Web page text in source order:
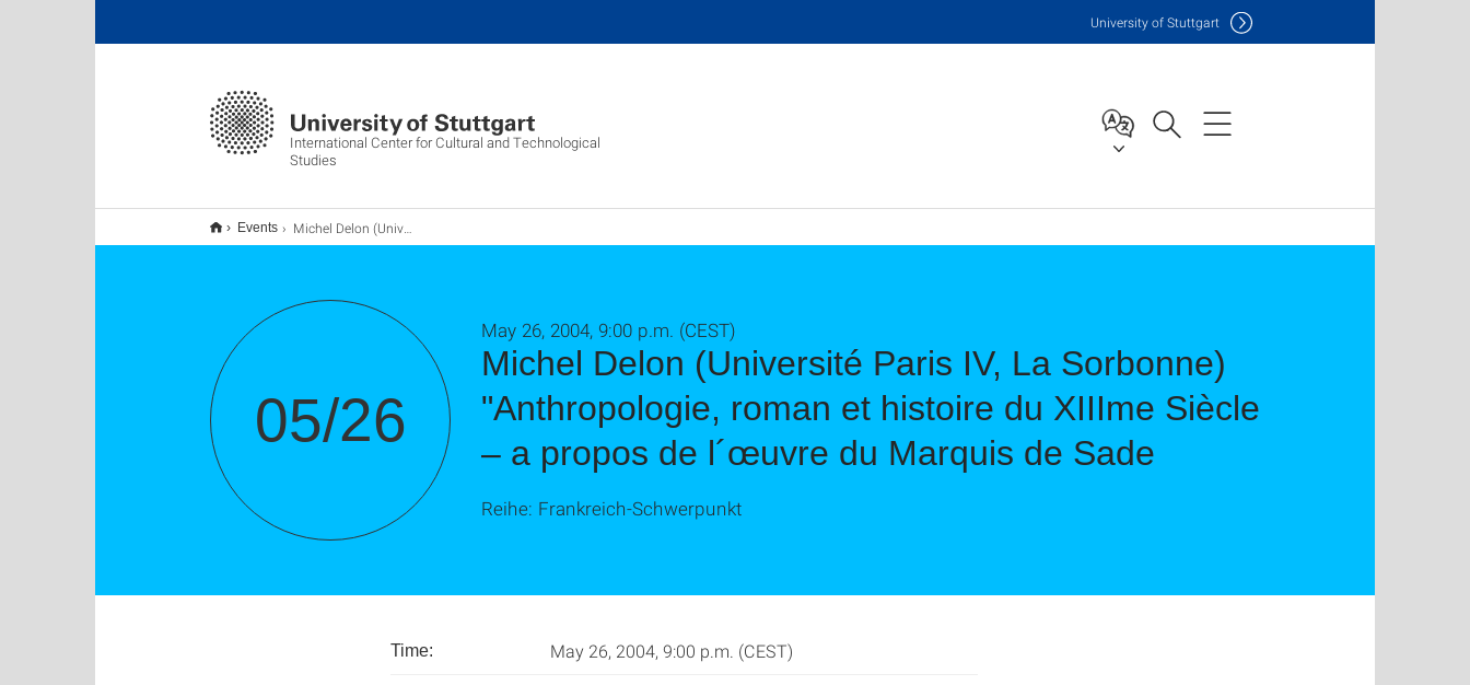
International Center for Cultural and Technological
Studies
University of Stuttgart
Events Michel Delon (Université Paris IV, La Sorbonne) "Anthropologie, roman et histoire du XIIIme Siècle – a propos de l´œuvre du Marquis de Sade
05/26
Michel Delon (Université Paris IV, La Sorbonne)
"Anthropologie, roman et histoire du XIIIme Siècle
– a propos de l´œuvre du Marquis de Sade
May 26, 2004, 9:00 p.m. (CEST)
Reihe: Frankreich-Schwerpunkt
Time: May 26, 2004, 9:00 p.m. (CEST)